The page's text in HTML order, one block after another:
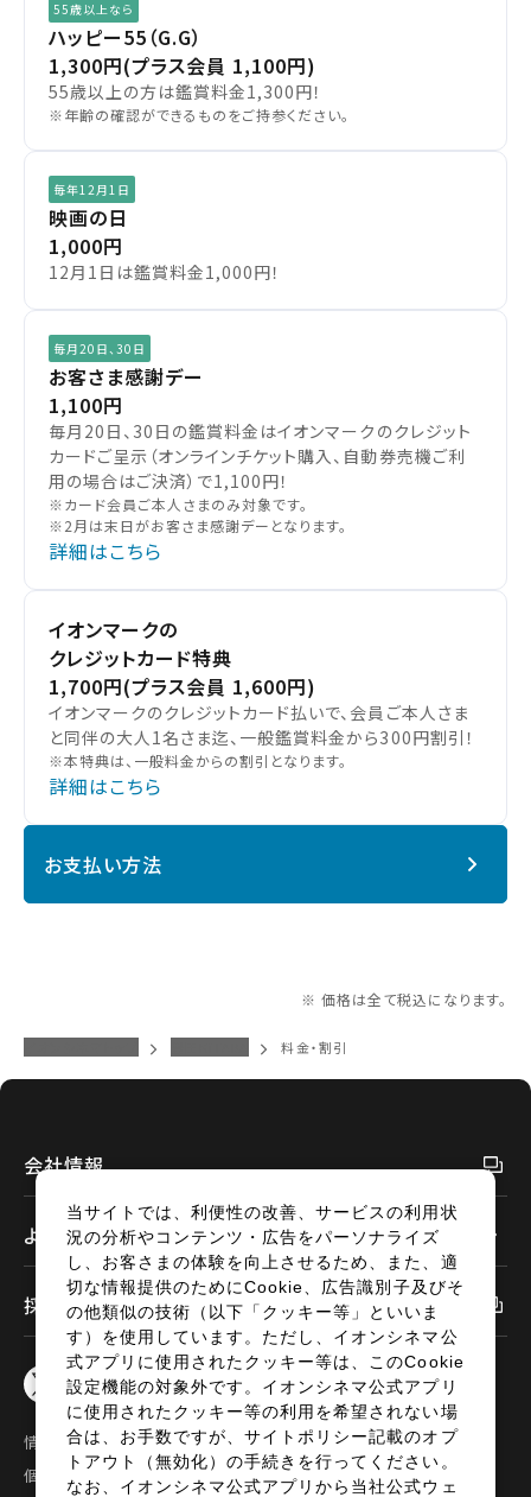
55歳以上なら
ハッピー55（G.G）
1,300円(プラス会員 1,100円)
55歳以上の方は鑑賞料金1,300円！
※年齢の確認ができるものをご持参ください。
毎年12月1日
映画の日
1,000円
12月1日は鑑賞料金1,000円！
毎月20日、30日
お客さま感謝デー
1,100円
毎月20日、30日の鑑賞料金はイオンマークのクレジット
カードご呈示（オンラインチケット購入、自動券売機ご利
用の場合はご決済）で1,100円！
※カード会員ご本人さまのみ対象です。
※2月は末日がお客さま感謝デーとなります。
詳細はこちら
イオンマークの
クレジットカード特典
1,700円(プラス会員 1,600円)
イオンマークのクレジットカード払いで、会員ご本人さま
と同伴の大人1名さま迄、一般鑑賞料金から300円割引！
※本特典は、一般料金からの割引となります。
詳細はこちら
お支払い方法
※ 価格は全て税込になります。
料金・割引
会社情報
よくあるご質問
採用情報
情報セキュリティ
サイトポリシー
個人情報の取扱い
お問い合わせ
当サイトでは、利便性の改善、サービスの利用状
況の分析やコンテンツ・広告をパーソナライズ
し、お客さまの体験を向上させるため、また、適
切な情報提供のためにCookie、広告識別子及びそ
の他類似の技術（以下「クッキー等」といいま
す）を使用しています。ただし、イオンシネマ公
式アプリに使用されたクッキー等は、このCookie
設定機能の対象外です。イオンシネマ公式アプリ
に使用されたクッキー等の利用を希望されない場
合は、お手数ですが、サイトポリシー記載のオプ
トアウト（無効化）の手続きを行ってください。
なお、イオンシネマ公式アプリから当社公式ウェ